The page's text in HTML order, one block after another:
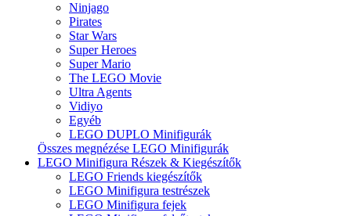
Ninjago
Pirates
Star Wars
Super Heroes
Super Mario
The LEGO Movie
Ultra Agents
Vidiyo
Egyéb
LEGO DUPLO Minifigurák
Összes megnézése LEGO Minifigurák
LEGO Minifigura Részek & Kiegészítők
LEGO Friends kiegészítők
LEGO Minifigura testrészek
LEGO Minifigura fejek